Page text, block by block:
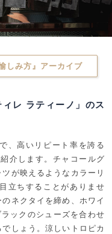
しみ方』アーカイブ
ラティーノ」のス
、高いリピート率を誇る
介します。チャコールグ
が映えるようなカラーリ
立ちすることがありませ
ネクタイを締め、ホワイ
ックのシューズを合わせ
しょう。涼しいトロピカ